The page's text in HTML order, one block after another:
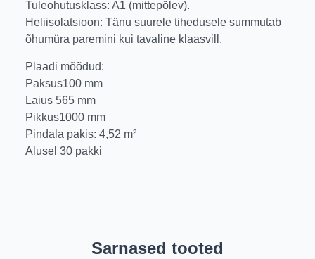
Tuleohutusklass: A1 (mittepõlev).
Heliisolatsioon: Tänu suurele tihedusele summutab
õhumüra paremini kui tavaline klaasvill.
Plaadi mõõdud:
Paksus100 mm
Laius 565 mm
Pikkus1000 mm
Pindala pakis: 4,52 m²
Alusel 30 pakki
Sarnased tooted